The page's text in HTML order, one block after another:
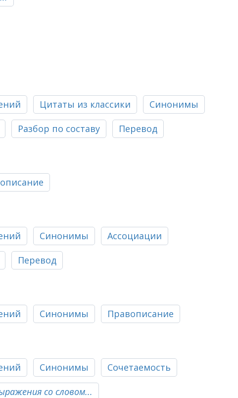
Цитаты из классики Синонимы
Разбор по составу Перевод
Синонимы Ассоциации
Перевод
Синонимы Правописание
Синонимы Сочетаемость
со словом...